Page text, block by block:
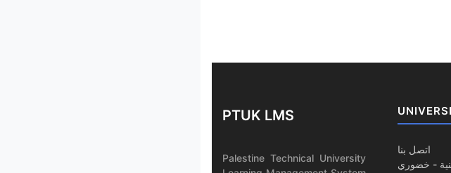
PTUK LMS
Palestine Technical University
اتصل بنا
- خضوري